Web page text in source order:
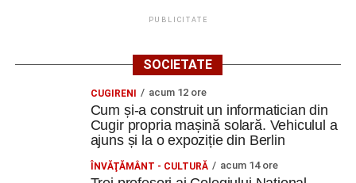
PUBLICITATE
SOCIETATE
CUGIRENI acum 12 ore
Cum și-a construit un informatician din
Cugir propria mașină solară. Vehiculul a
ajuns și la o expoziție din Berlin
ÎNVĂŢĂMÂNT - CULTURĂ acum 14 ore